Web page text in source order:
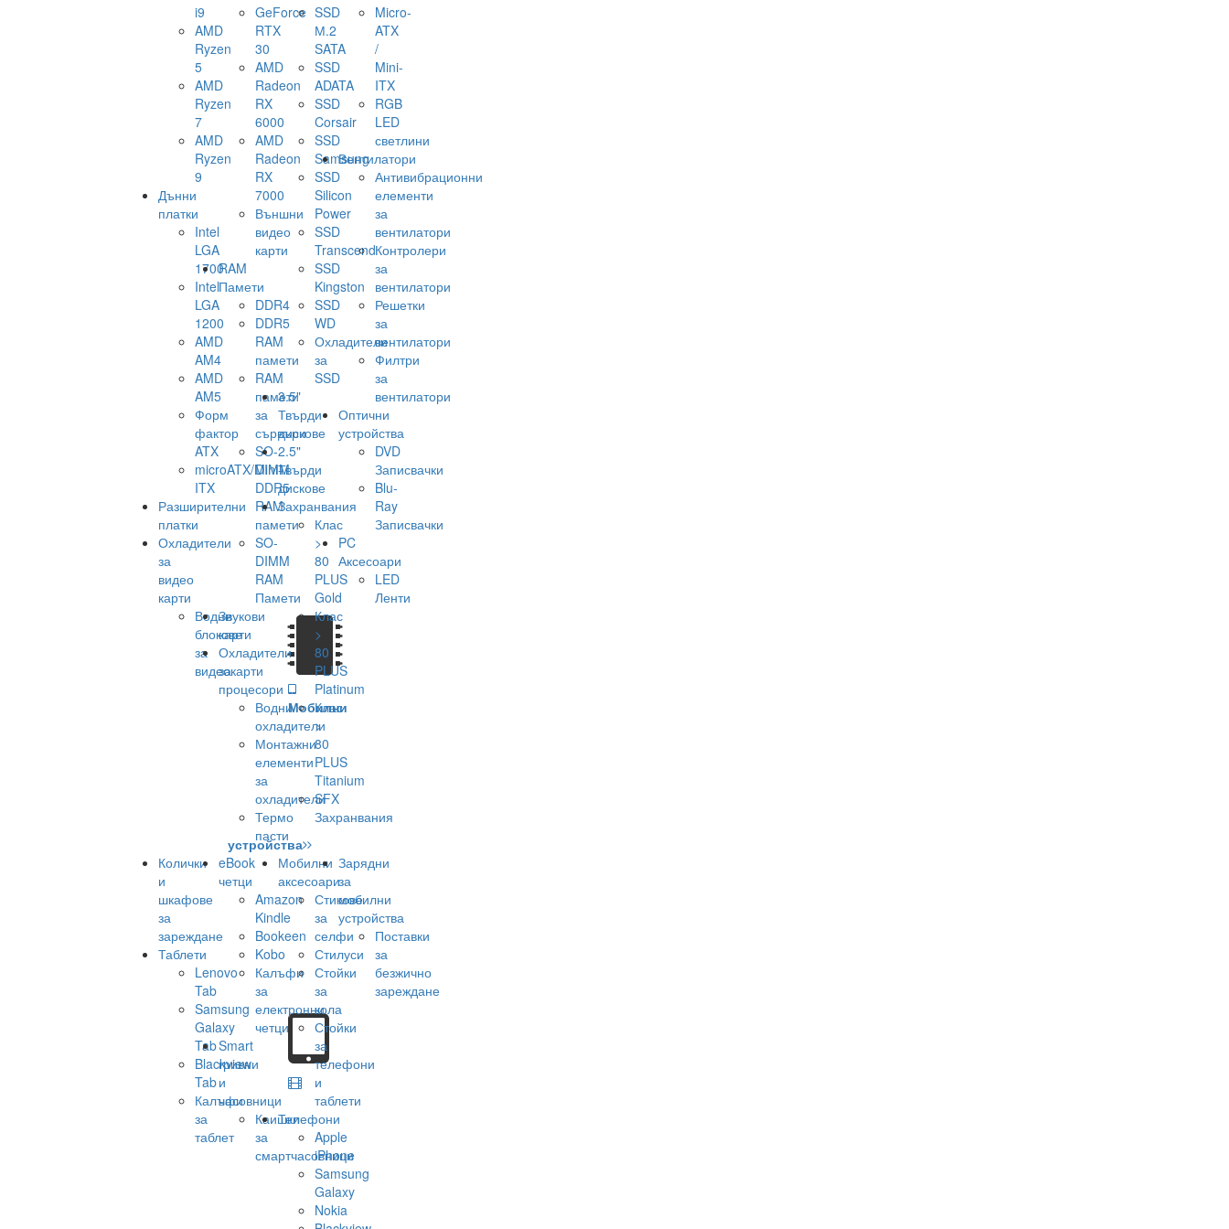
i9
AMD
Ryzen
5
AMD
Ryzen
7
AMD
Ryzen
9
Дънни
платки
Intel
LGA
1700
Intel
LGA
1200
AMD
AM4
AMD
AM5
Форм
фактор
ATX
microATX/Mini-
ITX
Разширителни
платки
Охладители
за
видео
карти
Водни
блокове
за
видеокарти
GeForce
RTX
30
AMD
Radeon
RX
6000
AMD
Radeon
RX
7000
Външни
видео
карти
RAM
Памети
DDR4
DDR5
RAM
памети
RAM
памети
за
сървъри
SO-
DIMM
DDR5
RAM
памети
SO-
DIMM
RAM
Памети
Звукови
карти
Охладители
за
процесори
Водни
охладители
Монтажни
елементи
за
охладители
Термо
пасти
SSD
М.2
SATA
SSD
ADATA
SSD
Corsair
SSD
Samsung
SSD
Silicon
Power
SSD
Transcend
SSD
Kingston
SSD
WD
Охладители
за
SSD
3.5"
Твърди
дискове
2.5"
Твърди
дискове
Захранвания
Клас
>
80
PLUS
Gold
Клас
>
80
PLUS
Platinum
Клас
>
80
PLUS
Titanium
SFX
Захранвания
Micro-
ATX
/
Mini-
ITX
RGB
LED
светлини
Вентилатори
Антивибрационни
елементи
за
вентилатори
Контролери
за
вентилатори
Решетки
за
вентилатори
Филтри
за
вентилатори
Оптични
устройства
DVD
Записвачки
Blu-
Ray
Записвачки
PC
Аксесоари
LED
Ленти
Мобилни
устройства
Колички
и
шкафове
за
зареждане
Таблети
Lenovo
Tab
Samsung
Galaxy
Tab
Blackview
Tab
Калъфи
за
таблет
eBook
четци
Amazon
Kindle
Bookeen
Kobo
Калъфи
за
електронни
четци
Smart
гривни
и
часовници
Каишки
за
смартчасовници
Мобилни
аксесоари
Стикове
за
селфи
Стилуси
Стойки
за
кола
Стойки
за
телефони
и
таблети
Телефони
Apple
iPhone
Samsung
Galaxy
Nokia
Зарядни
за
мобилни
устройства
Поставки
за
безжично
зареждане